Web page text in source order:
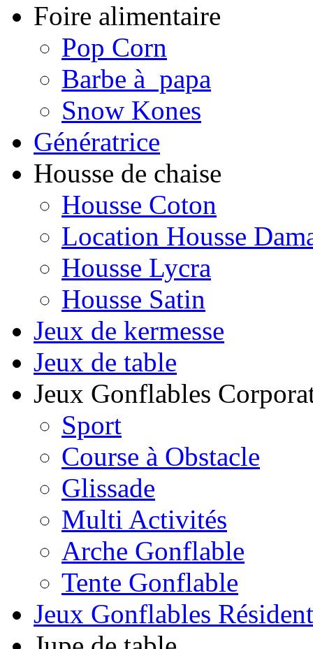
Foire alimentaire
Pop Corn
Barbe à papa
Snow Kones
Génératrice
Housse de chaise
Housse Coton
Location Housse
Housse Lycra
Housse Satin
Jeux de kermesse
Jeux de table
Jeux Gonflables
Sport
Course à Obstacle
Glissade
Multi Activités
Arche Gonflable
Tente Gonflable
Jeux Gonflables